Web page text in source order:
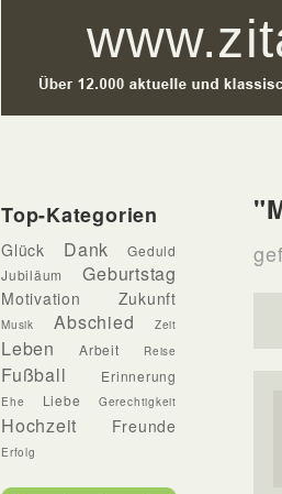
Top-Kategorien
Glück Dank
Geduld
Jubiläum
Geburtstag
Motivation Zukunft
Musik Abschied Zeit
Leben Arbeit Reise
Fußball Erinnerung
Ehe Liebe Gerechtigkeit
Hochzeit Freunde
Erfolg